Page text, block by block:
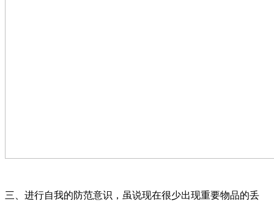
三、进行自我的防范意识，虽说现在很少出现重要物品的丢